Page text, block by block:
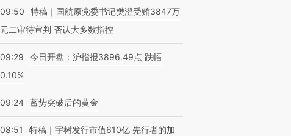
09:50
特稿｜国航原党委书记樊澄受贿3847万
元二审待宣判 否认大多数指控
09:29
今日开盘：沪指报3896.49点 跌幅
0.10%
09:24 蓄势突破后的黄金
08:51 特稿｜宇树发行市值610亿 先行者的加